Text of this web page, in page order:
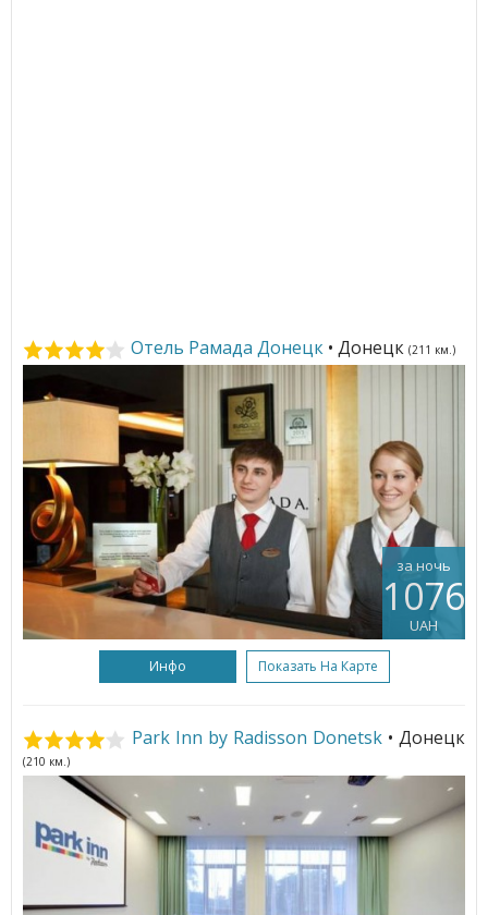
Отель Рамада Донецк • Донецк (211 км.)
за ночь
1076
UAH
Инфо Показать На Карте
Park Inn by Radisson Donetsk • Донецк
(210 км.)